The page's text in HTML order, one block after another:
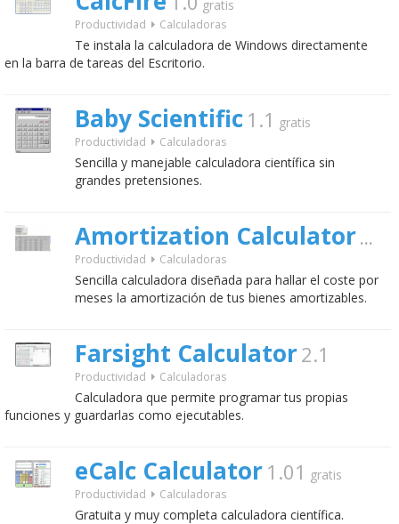
gratis
Productividad Calculadoras
Te instala la calculadora de Windows directamente
en la barra de tareas del Escritorio.
Baby Scientific 1.1 gratis
Productividad Calculadoras
Sencilla y manejable calculadora científica sin
grandes pretensiones.
Amortization Calculator1.0
Productividad Calculadoras
Sencilla calculadora diseñada para hallar el coste por
meses la amortización de tus bienes amortizables.
Farsight Calculator2.1
Productividad Calculadoras
Calculadora que permite programar tus propias
funciones y guardarlas como ejecutables.
eCalc Calculator 1.01 gratis
Productividad Calculadoras
Gratuita y muy completa calculadora científica.